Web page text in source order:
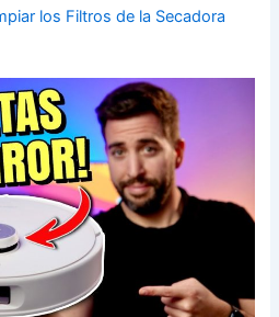
los Filtros de la Secadora